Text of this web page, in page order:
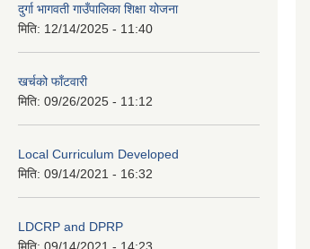
दुर्गा भागवती गाउँपालिका शिक्षा योजना
मिति: 12/14/2025 - 11:40
खर्चको फाँटवारी
मिति: 09/26/2025 - 11:12
Local Curriculum Developed
मिति: 09/14/2021 - 16:32
LDCRP and DPRP
मिति: 09/14/2021 - 14:23